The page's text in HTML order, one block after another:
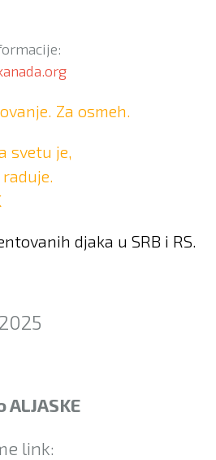
Za osmeh.
svetu je,
djaka u SRB i RS.
ALJASKE
link: